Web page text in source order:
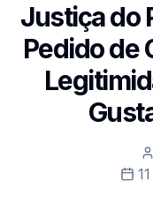
Justiça do
Pedido de